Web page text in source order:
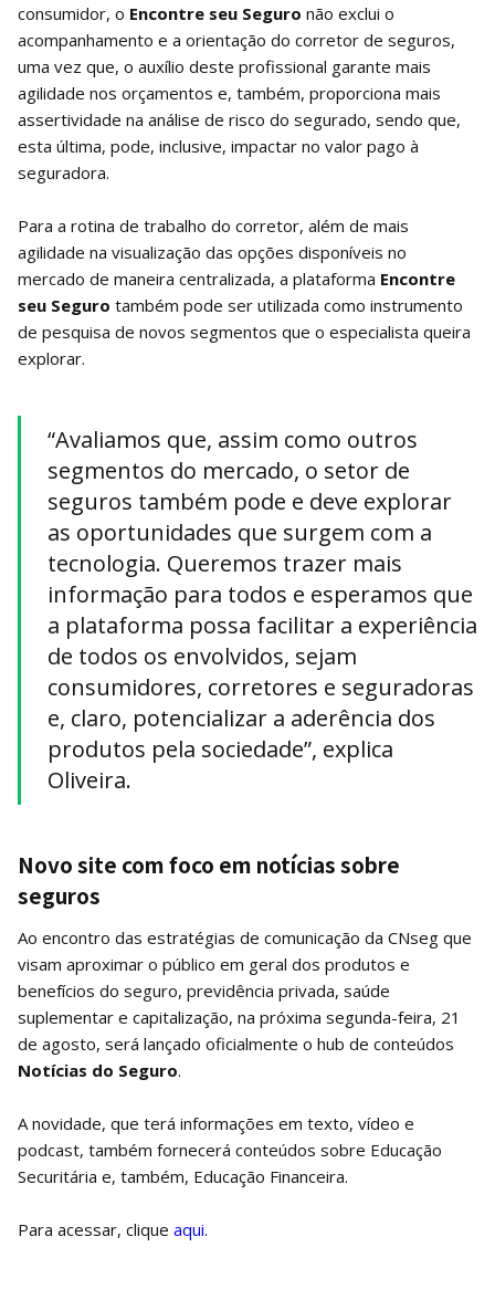
consumidor, o Encontre seu Seguro não exclui o
acompanhamento e a orientação do corretor de seguros,
uma vez que, o auxílio deste profissional garante mais
agilidade nos orçamentos e, também, proporciona mais
assertividade na análise de risco do segurado, sendo que,
esta última, pode, inclusive, impactar no valor pago à
seguradora.
Para a rotina de trabalho do corretor, além de mais
agilidade na visualização das opções disponíveis no
mercado de maneira centralizada, a plataforma Encontre
seu Seguro também pode ser utilizada como instrumento
de pesquisa de novos segmentos que o especialista queira
explorar.
“Avaliamos que, assim como outros
segmentos do mercado, o setor de
seguros também pode e deve explorar
as oportunidades que surgem com a
tecnologia. Queremos trazer mais
informação para todos e esperamos que
a plataforma possa facilitar a experiência
de todos os envolvidos, sejam
consumidores, corretores e seguradoras
e, claro, potencializar a aderência dos
produtos pela sociedade”, explica
Oliveira.
Novo site com foco em notícias sobre
seguros
Ao encontro das estratégias de comunicação da CNseg que
visam aproximar o público em geral dos produtos e
benefícios do seguro, previdência privada, saúde
suplementar e capitalização, na próxima segunda-feira, 21
de agosto, será lançado oficialmente o hub de conteúdos
Notícias do Seguro.
A novidade, que terá informações em texto, vídeo e
podcast, também fornecerá conteúdos sobre Educação
Securitária e, também, Educação Financeira.
Para acessar, clique aqui.